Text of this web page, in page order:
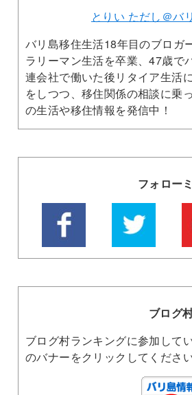
とりい ただし＠バ
バリ島移住生活18年目のブロガ
ラリーマン生活を卒業、47歳で
連会社で働いた後リタイア生活
をしつつ、移住関係の相談に乗
の生活や移住情報を発信中！
フォロー
ブログ
ブログ村ランキングに参加して
のバナーをクリックしてください